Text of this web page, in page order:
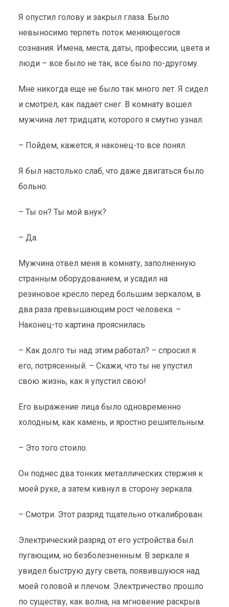
Я опустил голову и закрыл глаза. Было
невыносимо терпеть поток меняющегося
сознания. Имена, места, даты, профессии, цвета и
люди – все было не так, все было по-другому.
Мне никогда еще не было так много лет. Я сидел
и смотрел, как падает снег. В комнату вошел
мужчина лет тридцати, которого я смутно узнал.
– Пойдем, кажется, я наконец-то все понял.
Я был настолько слаб, что даже двигаться было
больно.
– Ты он? Ты мой внук?
– Да.
Мужчина отвел меня в комнату, заполненную
странным оборудованием, и усадил на
резиновое кресло перед большим зеркалом, в
два раза превышающим рост человека. –
Наконец-то картина прояснилась
– Как долго ты над этим работал? – спросил я
его, потрясенный. – Скажи, что ты не упустил
свою жизнь, как я упустил свою!
Его выражение лица было одновременно
холодным, как камень, и яростно решительным.
– Это того стоило.
Он поднес два тонких металлических стержня к
моей руке, а затем кивнул в сторону зеркала.
– Смотри. Этот разряд тщательно откалиброван.
Электрический разряд от его устройства был
пугающим, но безболезненным. В зеркале я
увидел быструю дугу света, появившуюся над
моей головой и плечом. Электричество прошло
по существу, как волна, на мгновение раскрыв